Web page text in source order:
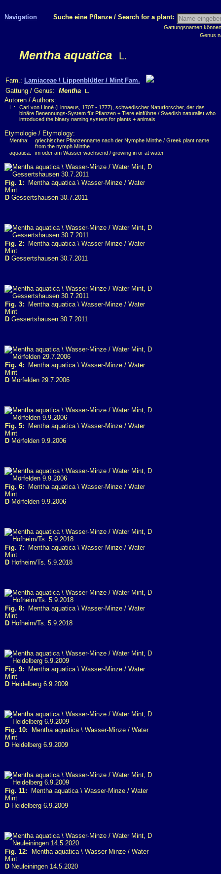
Navigation Suche eine Pflanze / Search for a plant:
Gattungsnamen
Genus
Mentha aquatica L.
Fam.: Lamiaceae \ Lippenblütler / Mint Fam.
Gattung / Genus: Mentha L.
Autoren / Authors:
L.:
Carl von Linné (Linnaeus, 1707 - 1777), schwedischer Naturforscher, der das
binäre Benennungs-System für Pflanzen + Tiere einführte / Swedish naturalist who
introduced the binary naming system for plants + animals
Etymologie / Etymology:
Mentha:
griechischer Pflanzenname nach der Nymphe Minthe / Greek plant name
from the nymph Minthe
aquatica:
im oder am Wasser wachsend / growing in or at water
Fig. 1: Mentha aquatica \ Wasser-Minze / Water
Mint
D Gessertshausen 30.7.2011
Fig. 2: Mentha aquatica \ Wasser-Minze / Water
Mint
D Gessertshausen 30.7.2011
Fig. 3: Mentha aquatica \ Wasser-Minze / Water
Mint
D Gessertshausen 30.7.2011
Fig. 4: Mentha aquatica \ Wasser-Minze / Water
Mint
D Mörfelden 29.7.2006
Fig. 5: Mentha aquatica \ Wasser-Minze / Water
Mint
D Mörfelden 9.9.2006
Fig. 6: Mentha aquatica \ Wasser-Minze / Water
Mint
D Mörfelden 9.9.2006
Fig. 7: Mentha aquatica \ Wasser-Minze / Water
Mint
D Hofheim/Ts. 5.9.2018
Fig. 8: Mentha aquatica \ Wasser-Minze / Water
Mint
D Hofheim/Ts. 5.9.2018
Fig. 9: Mentha aquatica \ Wasser-Minze / Water
Mint
D Heidelberg 6.9.2009
Fig. 10: Mentha aquatica \ Wasser-Minze / Water
Mint
D Heidelberg 6.9.2009
Fig. 11: Mentha aquatica \ Wasser-Minze / Water
Mint
D Heidelberg 6.9.2009
Fig. 12: Mentha aquatica \ Wasser-Minze / Water
Mint
D Neuleiningen 14.5.2020